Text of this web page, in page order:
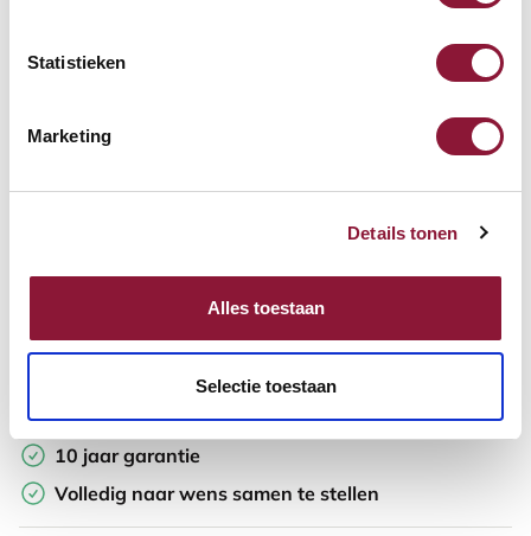
Statistieken
Marketing
Details tonen
Alles toestaan
Selectie toestaan
Opzoek naar een offerte op maat? Maak je werkplek compleet
Toevoegen aan vergelijker
Laagste Prijsgarantie
Gratis verzending
10 jaar garantie
Volledig naar wens samen te stellen